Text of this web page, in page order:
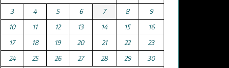
3
4 5 6 7 8
9
10
11 12 13 14 15
16
17
18 19 20 21 22
23
24
25 26 27 28 29 30